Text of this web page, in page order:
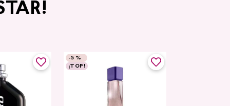
-5 %
¡TOP!